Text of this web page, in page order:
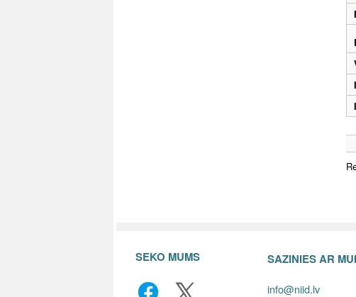
SEKO MUMS SAZINIES AR
info@niid.lv